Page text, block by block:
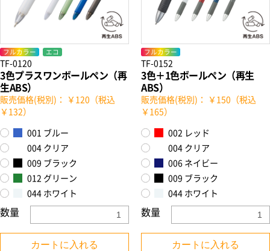
フルカラー エコ
TF-0120
3色プラスワンボールペン（再
生ABS）
販売価格(税別)： ￥120（税込
￥132）
001 ブルー
004 クリア
009 ブラック
012 グリーン
044 ホワイト
数量
カートに入れる
フルカラー
TF-0152
3色＋1色ボールペン（再生
ABS）
販売価格(税別)： ￥150（税込
￥165）
002 レッド
004 クリア
006 ネイビー
009 ブラック
044 ホワイト
数量
カートに入れる